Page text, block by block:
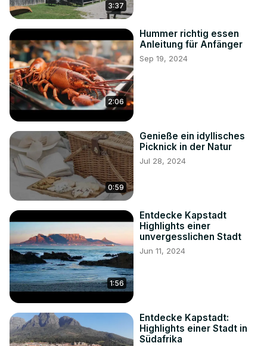
3:37
2:06
Hummer richtig essen
Anleitung für Anfänger
Sep 19, 2024
0:59
Genieße ein idyllisches
Picknick in der Natur
Jul 28, 2024
1:56
Entdecke Kapstadt
Highlights einer
unvergesslichen Stadt
Jun 11, 2024
Entdecke Kapstadt:
Highlights einer Stadt in
Südafrika